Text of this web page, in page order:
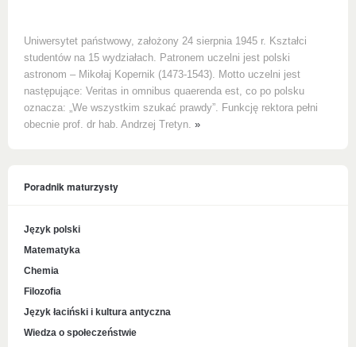
Uniwersytet państwowy, założony 24 sierpnia 1945 r. Kształci
studentów na 15 wydziałach. Patronem uczelni jest polski
astronom – Mikołaj Kopernik (1473-1543). Motto uczelni jest
następujące: Veritas in omnibus quaerenda est, co po polsku
oznacza: „We wszystkim szukać prawdy”. Funkcję rektora pełni
obecnie prof. dr hab. Andrzej Tretyn. »
Poradnik maturzysty
Język polski
Matematyka
Chemia
Filozofia
Język łaciński i kultura antyczna
Wiedza o społeczeństwie